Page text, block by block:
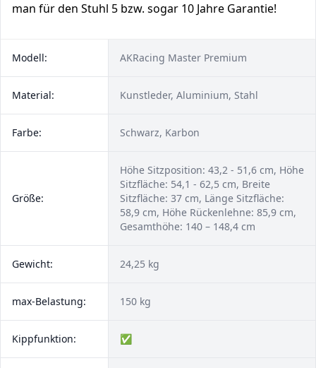
man für den Stuhl 5 bzw. sogar 10 Jahre Garantie!
Modell: AKRacing Master Premium
Material: Kunstleder, Aluminium, Stahl
Farbe: Schwarz, Karbon
Größe:
Höhe Sitzposition: 43,2 - 51,6 cm, Höhe
Sitzfläche: 54,1 - 62,5 cm, Breite
Sitzfläche: 37 cm, Länge Sitzfläche:
58,9 cm, Höhe Rückenlehne: 85,9 cm,
Gesamthöhe: 140 – 148,4 cm
Gewicht: 24,25 kg
max-Belastung: 150 kg
Kippfunktion: ✅